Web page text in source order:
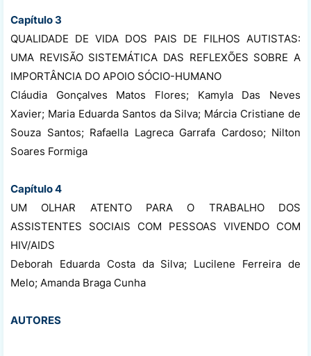
Capítulo 3
QUALIDADE DE VIDA DOS PAIS DE FILHOS AUTISTAS:
UMA REVISÃO SISTEMÁTICA DAS REFLEXÕES SOBRE A
IMPORTÂNCIA DO APOIO SÓCIO-HUMANO
Cláudia Gonçalves Matos Flores; Kamyla Das Neves
Xavier; Maria Eduarda Santos da Silva; Márcia Cristiane de
Souza Santos; Rafaella Lagreca Garrafa Cardoso; Nilton
Soares Formiga
Capítulo 4
UM OLHAR ATENTO PARA O TRABALHO DOS
ASSISTENTES SOCIAIS COM PESSOAS VIVENDO COM
HIV/AIDS
Deborah Eduarda Costa da Silva; Lucilene Ferreira de
Melo; Amanda Braga Cunha
AUTORES